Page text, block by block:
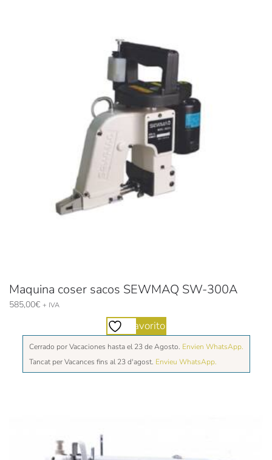
Maquina coser sacos SEWMAQ SW-300A
585,00€ + IVA
Favorito
Cerrado por Vacaciones hasta el 23 de Agosto. Envien WhatsApp.
Tancat per Vacances fins al 23 d'agost. Envieu WhatsApp.